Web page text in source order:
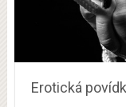
Erotická